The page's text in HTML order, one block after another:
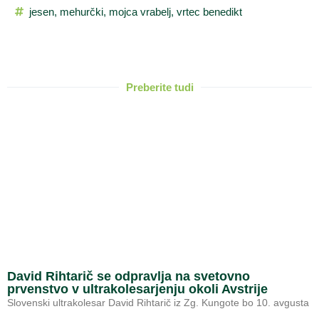
jesen, mehurčki, mojca vrabelj, vrtec benedikt
Preberite tudi
David Rihtarič se odpravlja na svetovno
prvenstvo v ultrakolesarjenju okoli Avstrije
Slovenski ultrakolesar David Rihtarič iz Zg. Kungote bo 10. avgusta